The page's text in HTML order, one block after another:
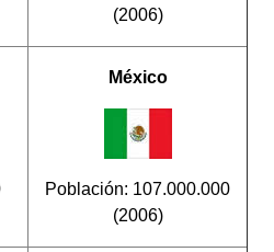
(2006)
México
Población: 107.000.000
(2006)